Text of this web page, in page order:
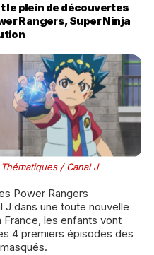
le plein de découvertes
Rangers, Super Ninja
/ Canal J
J dans une toute nouvelle
France, les enfants vont
4 premiers épisodes des